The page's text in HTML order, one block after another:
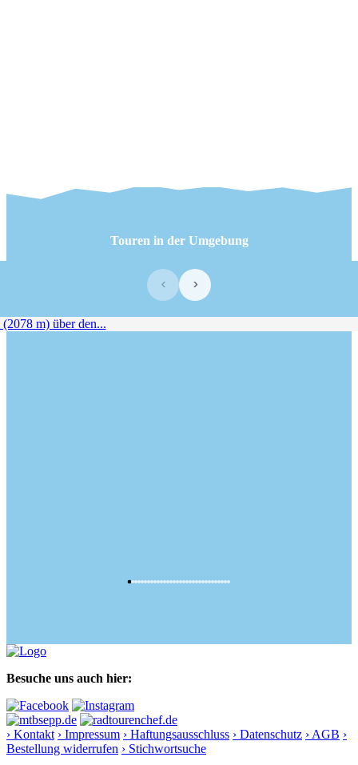
Touren in der Umgebung
‹ ›
Besuche uns auch hier:
› Kontakt › Impressum › Haftungsausschluss › Datenschutz › AGB ›
Bestellung widerrufen › Stichwortsuche